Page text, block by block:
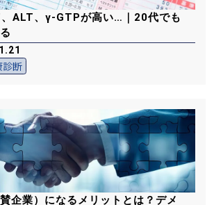
ALT、γ-GTPが高い…｜20代でも
診断
企業）になるメリットとは？デメ